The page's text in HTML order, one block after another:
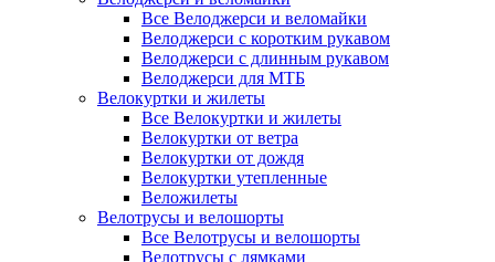
Все Велоджерси и веломайки
Велоджерси с коротким рукавом
Велоджерси с длинным рукавом
Велоджерси для МТБ
Велокуртки и жилеты
Все Велокуртки и жилеты
Велокуртки от ветра
Велокуртки от дождя
Велокуртки утепленные
Веложилеты
Велотрусы и велошорты
Все Велотрусы и велошорты
Велотрусы с лямками